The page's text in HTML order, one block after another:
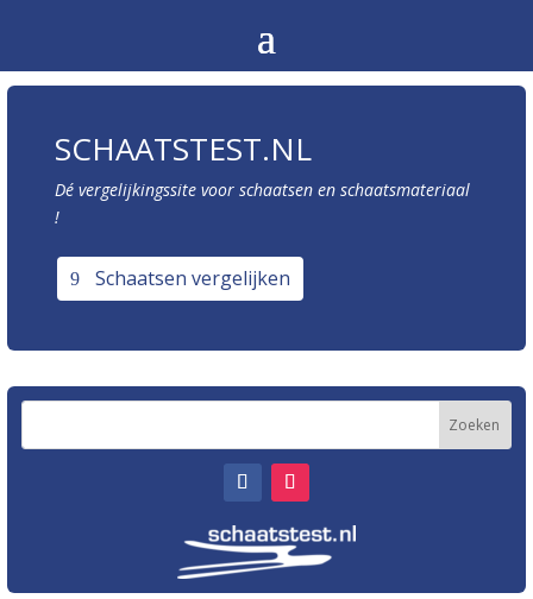
SCHAATSTEST.NL
Dé vergelijkingssite voor schaatsen en schaatsmateriaal
!
Schaatsen vergelijken